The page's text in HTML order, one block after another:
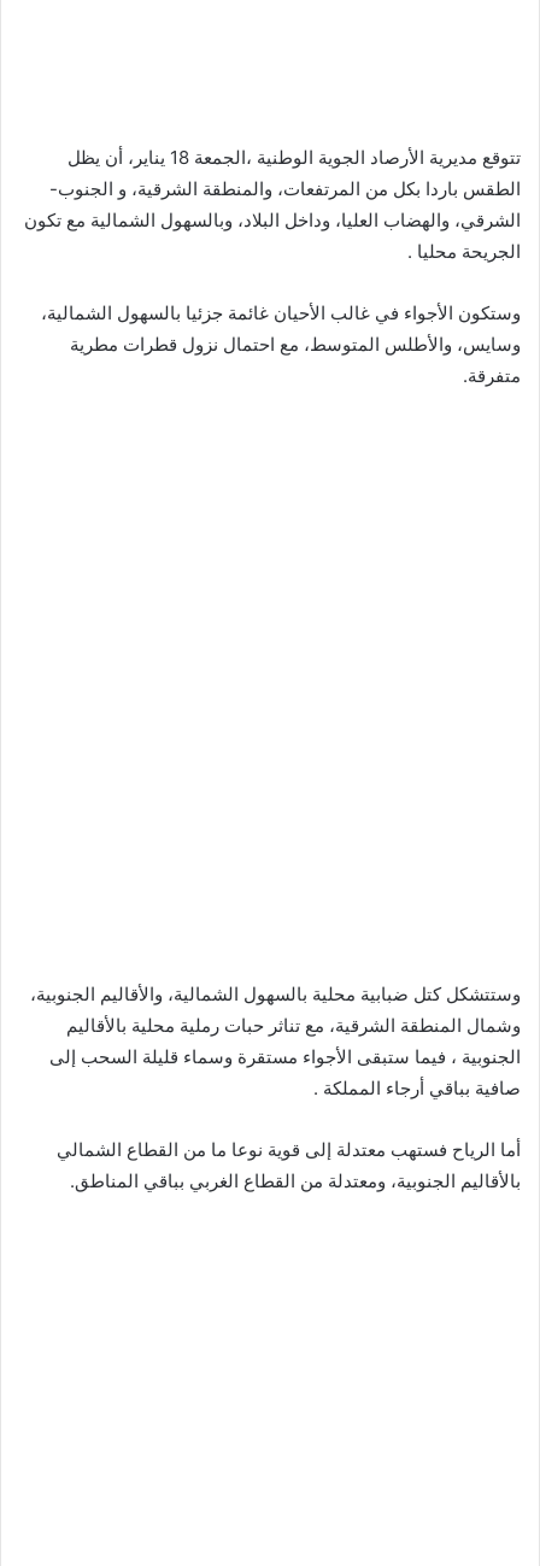
تتوقع مديرية الأرصاد الجوية الوطنية ،الجمعة 18 يناير، أن يظل
الطقس باردا بكل من المرتفعات، والمنطقة الشرقية، و الجنوب-
الشرقي، والهضاب العليا، وداخل البلاد، وبالسهول الشمالية مع تكون
الجريحة محليا .
وستكون الأجواء في غالب الأحيان غائمة جزئيا بالسهول الشمالية،
وسايس، والأطلس المتوسط، مع احتمال نزول قطرات مطرية
متفرقة.
وستتشكل كتل ضبابية محلية بالسهول الشمالية، والأقاليم الجنوبية،
وشمال المنطقة الشرقية، مع تناثر حبات رملية محلية بالأقاليم
الجنوبية ، فيما ستبقى الأجواء مستقرة وسماء قليلة السحب إلى
صافية بباقي أرجاء المملكة .
أما الرياح فستهب معتدلة إلى قوية نوعا ما من القطاع الشمالي
بالأقاليم الجنوبية، ومعتدلة من القطاع الغربي بباقي المناطق.